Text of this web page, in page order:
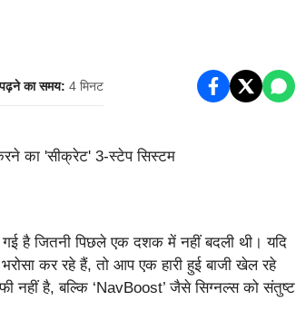
का समय: 4 मिनट
है जितनी पिछले एक दशक में नहीं बदली थी। यदि
कर रहे हैं, तो आप एक हारी हुई बाजी खेल रहे
नहीं है, बल्कि ‘NavBoost’ जैसे सिग्नल्स को संतुष्ट